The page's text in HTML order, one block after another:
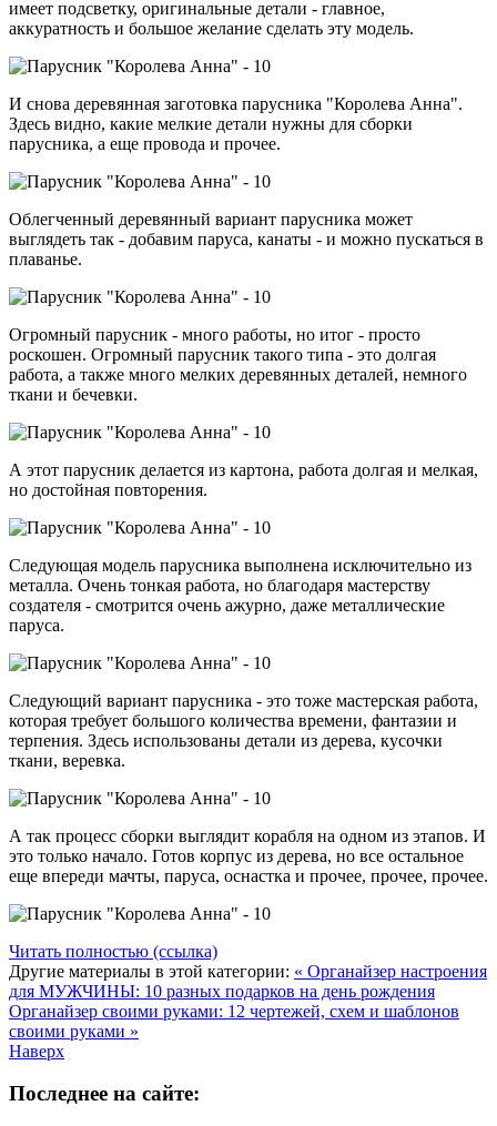
имеет подсветку, оригинальные детали - главное,
аккуратность и большое желание сделать эту модель.
И снова деревянная заготовка парусника "Королева Анна".
Здесь видно, какие мелкие детали нужны для сборки
парусника, а еще провода и прочее.
Облегченный деревянный вариант парусника может
выглядеть так - добавим паруса, канаты - и можно пускаться в
плаванье.
Огромный парусник - много работы, но итог - просто
роскошен. Огромный парусник такого типа - это долгая
работа, а также много мелких деревянных деталей, немного
ткани и бечевки.
А этот парусник делается из картона, работа долгая и мелкая,
но достойная повторения.
Следующая модель парусника выполнена исключительно из
металла. Очень тонкая работа, но благодаря мастерству
создателя - смотрится очень ажурно, даже металлические
паруса.
Следующий вариант парусника - это тоже мастерская работа,
которая требует большого количества времени, фантазии и
терпения. Здесь использованы детали из дерева, кусочки
ткани, веревка.
А так процесс сборки выглядит корабля на одном из этапов. И
это только начало. Готов корпус из дерева, но все остальное
еще впереди мачты, паруса, оснастка и прочее, прочее, прочее.
Читать полностью (ссылка)
Другие материалы в этой категории: « Органайзер настроения
для МУЖЧИНЫ: 10 разных подарков на день рождения
Органайзер своими руками: 12 чертежей, схем и шаблонов
своими руками »
Наверх
Последнее на сайте: